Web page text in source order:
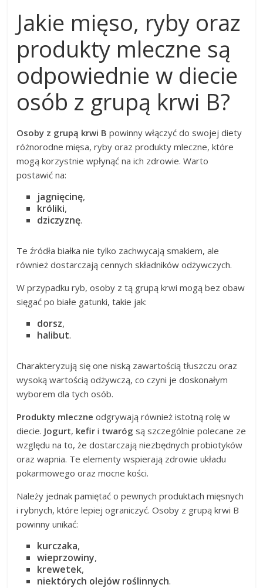
Jakie mięso, ryby oraz
produkty mleczne są
odpowiednie w diecie
osób z grupą krwi B?
Osoby z grupą krwi B powinny włączyć do swojej diety
różnorodne mięsa, ryby oraz produkty mleczne, które
mogą korzystnie wpłynąć na ich zdrowie. Warto
postawić na:
jagnięcinę,
króliki,
dziczyznę.
Te źródła białka nie tylko zachwycają smakiem, ale
również dostarczają cennych składników odżywczych.
W przypadku ryb, osoby z tą grupą krwi mogą bez obaw
sięgać po białe gatunki, takie jak:
dorsz,
halibut.
Charakteryzują się one niską zawartością tłuszczu oraz
wysoką wartością odżywczą, co czyni je doskonałym
wyborem dla tych osób.
Produkty mleczne odgrywają również istotną rolę w
diecie. Jogurt, kefir i twaróg są szczególnie polecane ze
względu na to, że dostarczają niezbędnych probiotyków
oraz wapnia. Te elementy wspierają zdrowie układu
pokarmowego oraz mocne kości.
Należy jednak pamiętać o pewnych produktach mięsnych
i rybnych, które lepiej ograniczyć. Osoby z grupą krwi B
powinny unikać:
kurczaka,
wieprzowiny,
krewetek,
niektórych olejów roślinnych.